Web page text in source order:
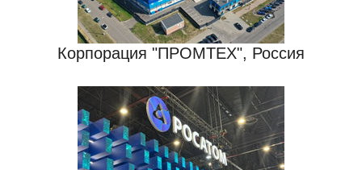
Корпорация "ПРОМТЕХ", Россия